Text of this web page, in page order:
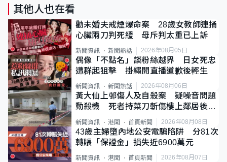
其他人也在看
勸未婚夫戒煙爆命案 28歲女教師連捅
心臟兩刀判死緩 母斥判太重已上訴
新聞資訊 新聞熱話 2026年08月05日
偶像「不點名」談粉絲越界 日女死忠
遭群起狙擊 掛繩開直播道歉後輕生
新聞資訊 新聞熱話 2026年08月06日
黃大仙上邨傷人及自殺案 疑噪音問題
動殺機 死者持菜刀斬傷樓上鄰居後墮
新聞資訊 港聞 首頁新聞 2026年08月08日
43歲主婦墮內地公安電騙陷阱 分81次
轉賬「保證金」損失近6900萬元
新聞資訊 港聞 首頁新聞 2026年08月07日